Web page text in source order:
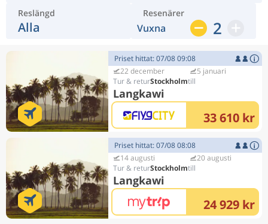
Reslängd
Alla
Resenärer
Vuxna 2
Priset hittat: 07/08 09:08
22 december
Stockholm
Langkawi
5 januari
33 610 kr
Priset hittat: 07/08 08:08
14 augusti
Stockholm
Langkawi
20 augusti
24 929 kr